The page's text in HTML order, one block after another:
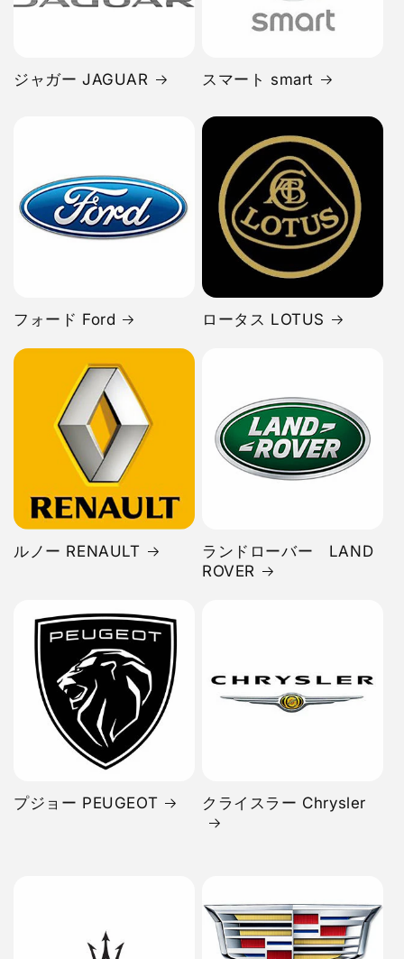
ジャガー JAGUAR スマート smart
フォード Ford ロータス LOTUS
ルノー RENAULT
ランドローバー LAND
ROVER
プジョー PEUGEOT クライスラー Chrysler